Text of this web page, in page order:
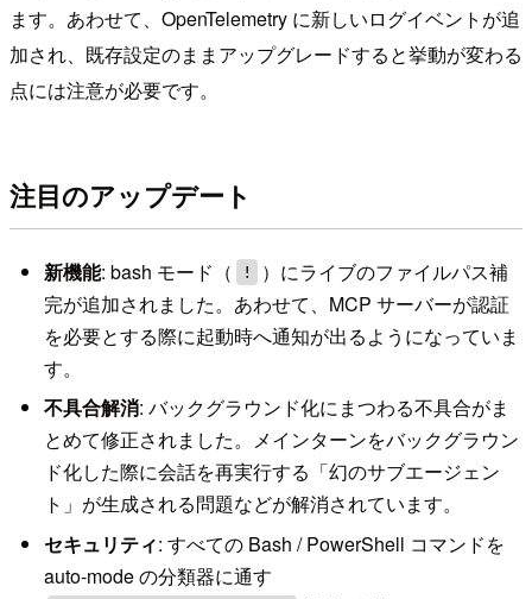
ます。あわせて、OpenTelemetry に新しいログイベントが追
加され、既存設定のままアップグレードすると挙動が変わる
点には注意が必要です。
注目のアップデート
新機能: bash モード（ !
）にライブのファイルパス補
完が追加されました。あわせて、MCP サーバーが認証
を必要とする際に起動時へ通知が出るようになっていま
す。
不具合解消: バックグラウンド化にまつわる不具合がま
とめて修正されました。メインターンをバックグラウン
ド化した際に会話を再実行する「幻のサブエージェン
ト」が生成される問題などが解消されています。
セキュリティ: すべての Bash / PowerShell コマンドを
auto-mode の分類器に通す